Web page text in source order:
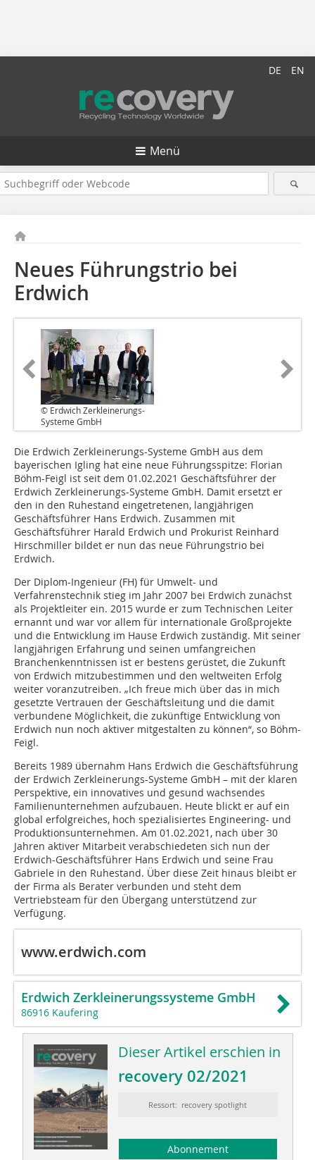
DE EN
Menü
Neues Führungstrio bei
Erdwich
© Erdwich Zerkleinerungs-
Systeme GmbH
Die Erdwich Zerkleinerungs-Systeme GmbH aus dem
bayerischen Igling hat eine neue Führungsspitze: Florian
Böhm-Feigl ist seit dem 01.02.2021 Geschäftsführer der
Erdwich Zerkleinerungs-Systeme GmbH. Damit ersetzt er
den in den Ruhestand eingetretenen, langjährigen
Geschäftsführer Hans Erdwich. Zusammen mit
Geschäftsführer Harald Erdwich und Prokurist Reinhard
Hirschmiller bildet er nun das neue Führungstrio bei
Erdwich.
Der Diplom-Ingenieur (FH) für Umwelt- und
Verfahrenstechnik stieg im Jahr 2007 bei Erdwich zunächst
als Projektleiter ein. 2015 wurde er zum Technischen Leiter
ernannt und war vor allem für internationale Großprojekte
und die Entwicklung im Hause Erdwich zuständig. Mit seiner
langjährigen Erfahrung und seinen umfangreichen
Branchenkenntnissen ist er bestens gerüstet, die Zukunft
von Erdwich mitzubestimmen und den weltweiten Erfolg
weiter voranzutreiben. „Ich freue mich über das in mich
gesetzte Vertrauen der Geschäftsleitung und die damit
verbundene Möglichkeit, die zukünftige Entwicklung von
Erdwich nun noch aktiver mitgestalten zu können“, so Böhm-
Feigl.
Bereits 1989 übernahm Hans Erdwich die Geschäftsführung
der Erdwich Zerkleinerungs-Systeme GmbH – mit der klaren
Perspektive, ein innovatives und gesund wachsendes
Familienunternehmen aufzubauen. Heute blickt er auf ein
global erfolgreiches, hoch spezialisiertes Engineering- und
Produktionsunternehmen. Am 01.02.2021, nach über 30
Jahren aktiver Mitarbeit verabschiedeten sich nun der
Erdwich-Geschäftsführer Hans Erdwich und seine Frau
Gabriele in den Ruhestand. Über diese Zeit hinaus bleibt er
der Firma als Berater verbunden und steht dem
Vertriebsteam für den Übergang unterstützend zur
Verfügung.
www.erdwich.com
Erdwich Zerkleinerungssysteme GmbH
86916 Kaufering
Dieser Artikel erschien in
recovery 02/2021
Ressort: recovery spotlight
Abonnement